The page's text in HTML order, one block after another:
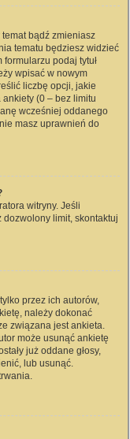
bądź zmieniasz
tematu będziesz widzieć
formularzu podaj tytuł
wpisać w nowym
liczbę opcji, jakie
(0 – bez limitu
wcześniej oddanego
masz uprawnień do
witryny. Jeśli
limit, skontaktuj
przez ich autorów,
należy dokonać
związana jest ankieta.
może usunąć ankietę
już oddane głosy,
lub usunąć.